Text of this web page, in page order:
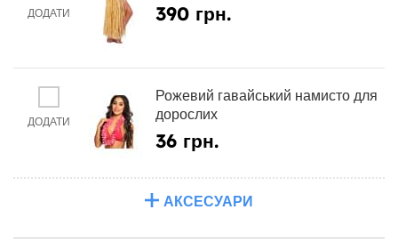
ДОДАТИ 390 грн.
ДОДАТИ
Рожевий гавайський намисто для
дорослих
36 грн.
АКСЕСУАРИ